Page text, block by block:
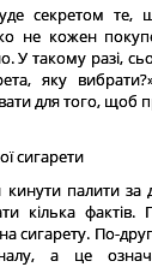
секретом те,
не кожен
У такому разі,
яку
для того, щоб
палити за
кілька
сигарету. По-
а це